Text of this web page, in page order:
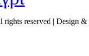
rights reserved | Design &